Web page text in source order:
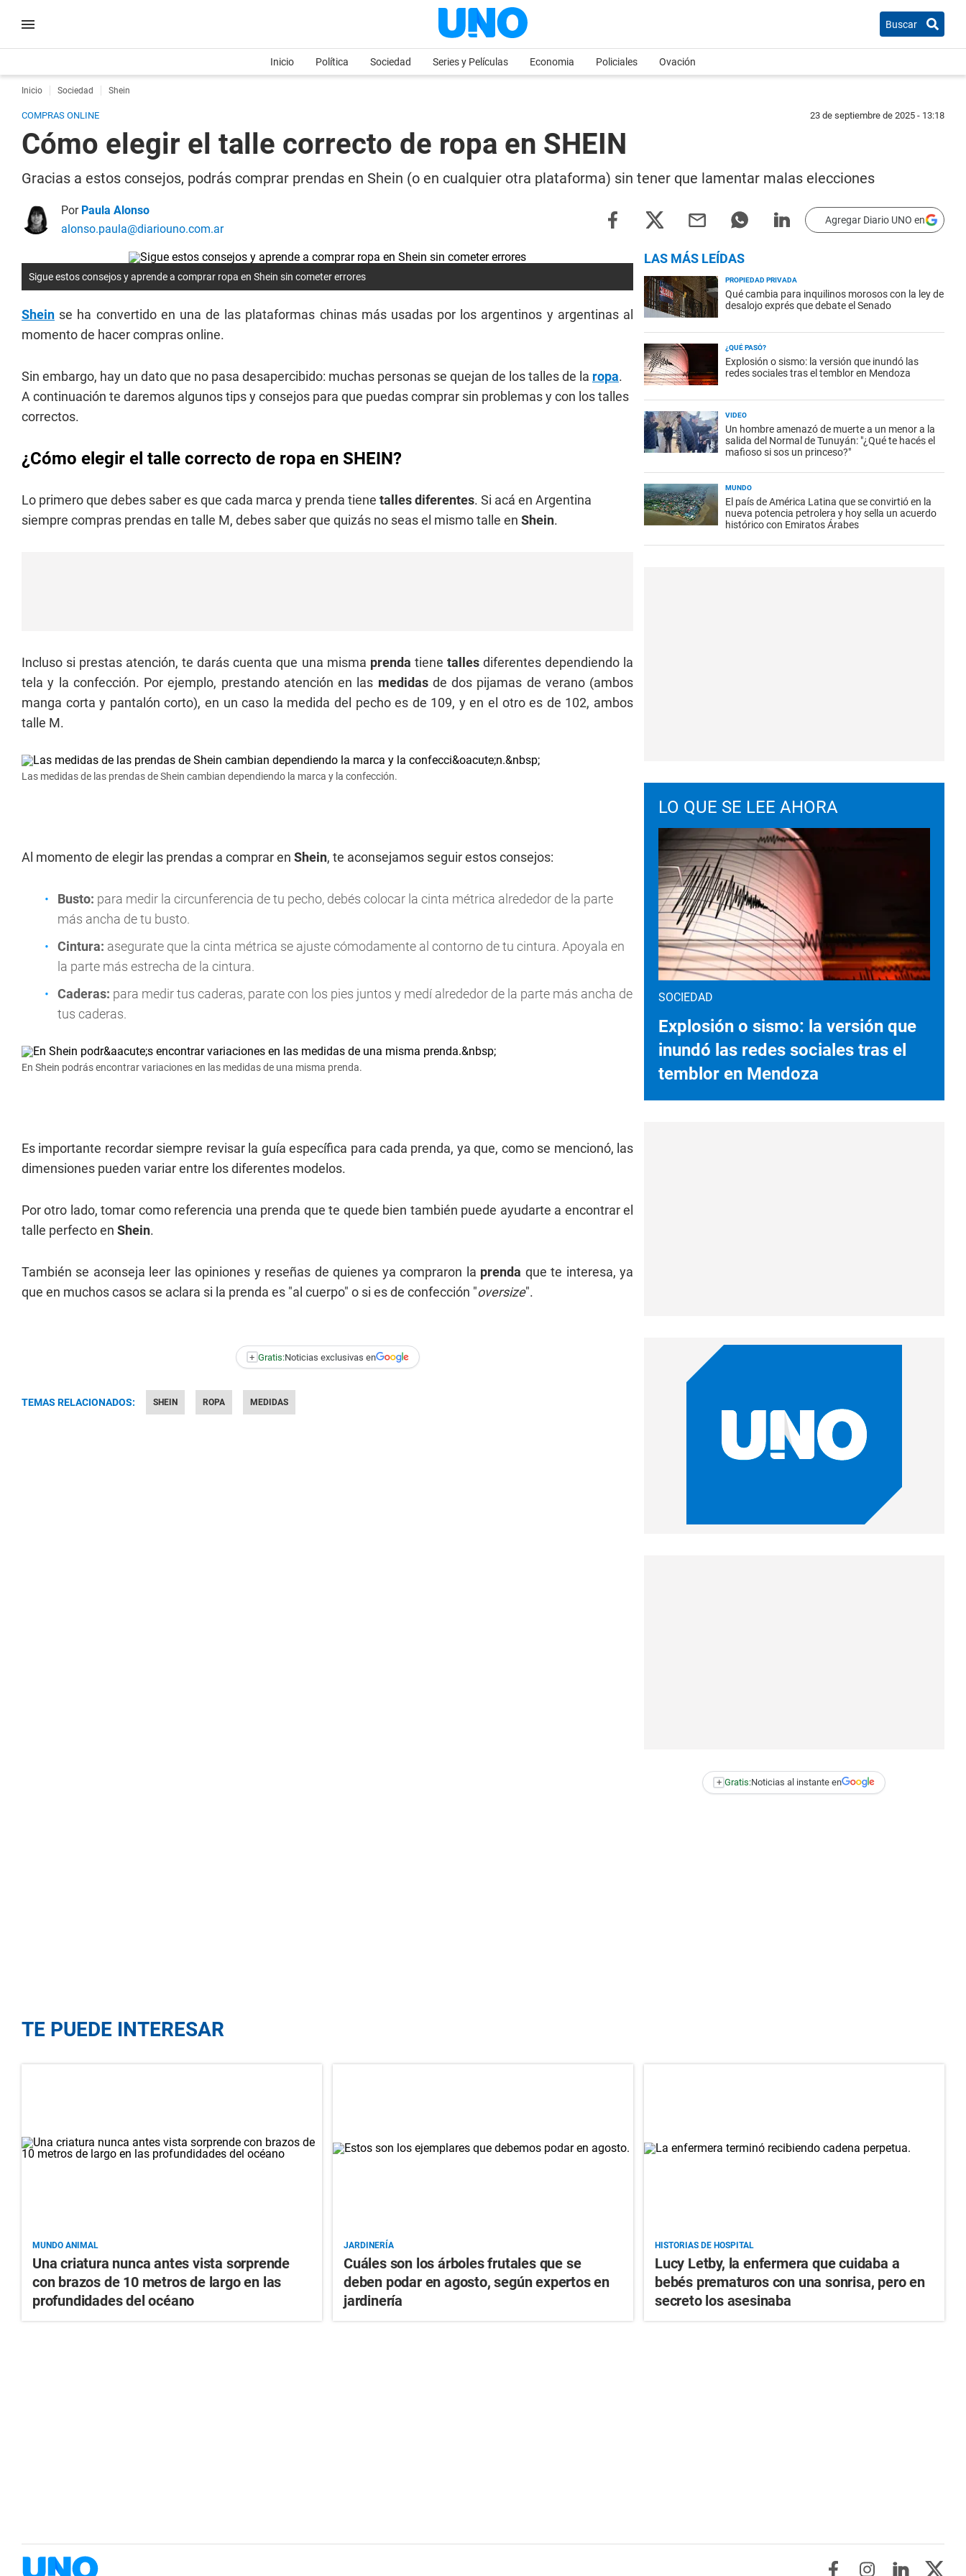
Buscar
Inicio Política Sociedad Series y Películas Economia Policiales Ovación
Inicio Sociedad Shein
COMPRAS ONLINE 23 de septiembre de 2025 - 13:18
Cómo elegir el talle correcto de ropa en SHEIN
Gracias a estos consejos, podrás comprar prendas en Shein (o en cualquier otra plataforma) sin tener que lamentar malas elecciones
Por Paula Alonso
alonso.paula@diariouno.com.ar
Agregar Diario UNO en
Sigue estos consejos y aprende a comprar ropa en Shein sin cometer errores
Shein se ha convertido en una de las plataformas chinas más usadas por los argentinos y argentinas al
momento de hacer compras online.
Sin embargo, hay un dato que no pasa desapercibido: muchas personas se quejan de los talles de la ropa.
A continuación te daremos algunos tips y consejos para que puedas comprar sin problemas y con los talles
correctos.
¿Cómo elegir el talle correcto de ropa en SHEIN?
Lo primero que debes saber es que cada marca y prenda tiene talles diferentes. Si acá en Argentina
siempre compras prendas en talle M, debes saber que quizás no seas el mismo talle en Shein.
Incluso si prestas atención, te darás cuenta que una misma prenda tiene talles diferentes dependiendo la
tela y la confección. Por ejemplo, prestando atención en las medidas de dos pijamas de verano (ambos
manga corta y pantalón corto), en un caso la medida del pecho es de 109, y en el otro es de 102, ambos
talle M.
Las medidas de las prendas de Shein cambian dependiendo la marca y la confección.
Al momento de elegir las prendas a comprar en Shein, te aconsejamos seguir estos consejos:
Busto: para medir la circunferencia de tu pecho, debés colocar la cinta métrica alrededor de la parte
más ancha de tu busto.
Cintura: asegurate que la cinta métrica se ajuste cómodamente al contorno de tu cintura. Apoyala en
la parte más estrecha de la cintura.
Caderas: para medir tus caderas, parate con los pies juntos y medí alrededor de la parte más ancha de
tus caderas.
En Shein podrás encontrar variaciones en las medidas de una misma prenda.
Es importante recordar siempre revisar la guía específica para cada prenda, ya que, como se mencionó, las
dimensiones pueden variar entre los diferentes modelos.
Por otro lado, tomar como referencia una prenda que te quede bien también puede ayudarte a encontrar el
talle perfecto en Shein.
También se aconseja leer las opiniones y reseñas de quienes ya compraron la prenda que te interesa, ya
que en muchos casos se aclara si la prenda es "al cuerpo" o si es de confección "oversize".
+ Gratis:Noticias exclusivas en
TEMAS RELACIONADOS: SHEIN ROPA MEDIDAS
LAS MÁS LEÍDAS
PROPIEDAD PRIVADA
Qué cambia para inquilinos morosos con la ley de
desalojo exprés que debate el Senado
¿QUÉ PASÓ?
Explosión o sismo: la versión que inundó las
redes sociales tras el temblor en Mendoza
VIDEO
Un hombre amenazó de muerte a un menor a la
salida del Normal de Tunuyán: "¿Qué te hacés el
mafioso si sos un princeso?"
MUNDO
El país de América Latina que se convirtió en la
nueva potencia petrolera y hoy sella un acuerdo
histórico con Emiratos Árabes
LO QUE SE LEE AHORA
SOCIEDAD
Explosión o sismo: la versión que
inundó las redes sociales tras el
temblor en Mendoza
+ Gratis:Noticias al instante en
TE PUEDE INTERESAR
MUNDO ANIMAL
Una criatura nunca antes vista sorprende
con brazos de 10 metros de largo en las
profundidades del océano
JARDINERÍA
Cuáles son los árboles frutales que se
deben podar en agosto, según expertos en
jardinería
HISTORIAS DE HOSPITAL
Lucy Letby, la enfermera que cuidaba a
bebés prematuros con una sonrisa, pero en
secreto los asesinaba